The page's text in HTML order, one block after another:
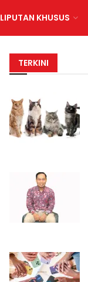
LIPUTAN KHUSUS
TERKINI